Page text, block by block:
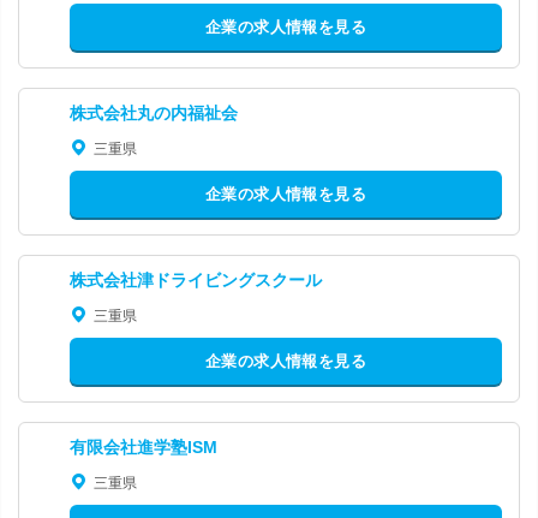
企業の求人情報を見る
株式会社丸の内福祉会
三重県
企業の求人情報を見る
株式会社津ドライビングスクール
三重県
企業の求人情報を見る
有限会社進学塾ISM
三重県